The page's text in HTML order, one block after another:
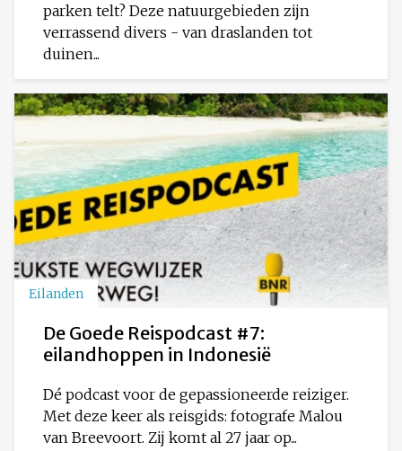
parken telt? Deze natuurgebieden zijn
verrassend divers - van draslanden tot
duinen...
Eilanden
De Goede Reispodcast #7:
eilandhoppen in Indonesië
Dé podcast voor de gepassioneerde reiziger.
Met deze keer als reisgids: fotografe Malou
van Breevoort. Zij komt al 27 jaar op...